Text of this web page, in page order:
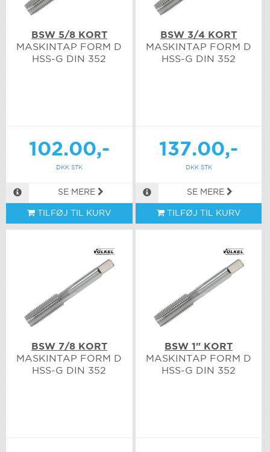
BSW 5/8 KORT
MASKINTAP FORM D
HSS-G DIN 352
102.00,-
DKK STK
SE MERE
TILFØJ TIL KURV
BSW 3/4 KORT
MASKINTAP FORM D
HSS-G DIN 352
137.00,-
DKK STK
SE MERE
TILFØJ TIL KURV
BSW 7/8 KORT
MASKINTAP FORM D
HSS-G DIN 352
BSW 1" KORT
MASKINTAP FORM D
HSS-G DIN 352